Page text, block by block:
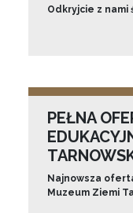
Odkryjcie z nami
PEŁNA
Najnowsza
Muzeum Ziemi